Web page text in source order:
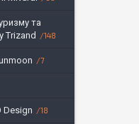
та
Trizand
148
7
Design 18